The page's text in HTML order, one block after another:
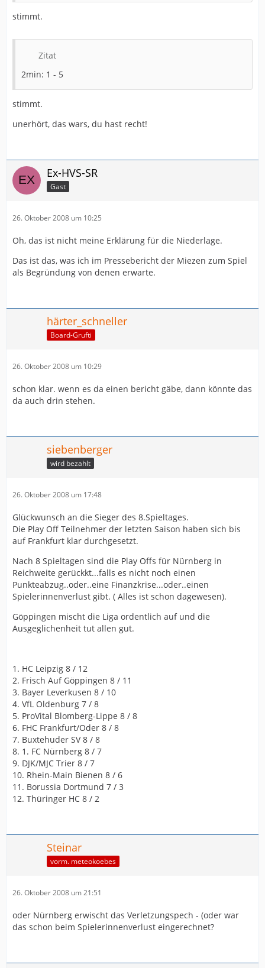
stimmt.
Zitat
2min: 1 - 5
stimmt.
unerhört, das wars, du hast recht!
Ex-HVS-SR
Gast
26. Oktober 2008 um 10:25
Oh, das ist nicht meine Erklärung für die Niederlage.
Das ist das, was ich im Pressebericht der Miezen zum Spiel
als Begründung von denen erwarte.
härter_schneller
Board-Grufti
26. Oktober 2008 um 10:29
schon klar. wenn es da einen bericht gäbe, dann könnte das
da auch drin stehen.
siebenberger
wird bezahlt
26. Oktober 2008 um 17:48
Glückwunsch an die Sieger des 8.Spieltages.
Die Play Off Teilnehmer der letzten Saison haben sich bis
auf Frankfurt klar durchgesetzt.
Nach 8 Spieltagen sind die Play Offs für Nürnberg in
Reichweite gerückkt...falls es nicht noch einen
Punkteabzug..oder..eine Finanzkrise...oder..einen
Spielerinnenverlust gibt. ( Alles ist schon dagewesen).
Göppingen mischt die Liga ordentlich auf und die
Ausgeglichenheit tut allen gut.
1. HC Leipzig 8 / 12
2. Frisch Auf Göppingen 8 / 11
3. Bayer Leverkusen 8 / 10
4. VfL Oldenburg 7 / 8
5. ProVital Blomberg-Lippe 8 / 8
6. FHC Frankfurt/Oder 8 / 8
7. Buxtehuder SV 8 / 8
8. 1. FC Nürnberg 8 / 7
9. DJK/MJC Trier 8 / 7
10. Rhein-Main Bienen 8 / 6
11. Borussia Dortmund 7 / 3
12. Thüringer HC 8 / 2
Steinar
vorm. meteokoebes
26. Oktober 2008 um 21:51
oder Nürnberg erwischt das Verletzungspech - (oder war
das schon beim Spielerinnenverlust eingerechnet?